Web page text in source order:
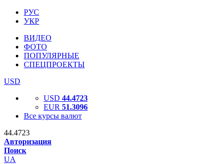
РУС
УКР
ВИДЕО
ФОТО
ПОПУЛЯРНЫЕ
СПЕЦПРОЕКТЫ
USD
USD 44.4723
EUR 51.3096
Все курсы валют
44.4723
Авторизация
Поиск
UA